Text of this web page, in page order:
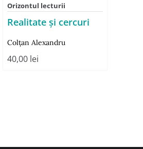
Orizontul lecturii
Realitate și cercuri
Colţan Alexandru
40,00 lei